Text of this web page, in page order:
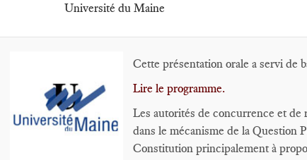
Université du Maine
Cette présentation orale a servi de
Lire le programme.
Les autorités de concurrence et de
dans le mécanisme de la Question
Constitution principalement à